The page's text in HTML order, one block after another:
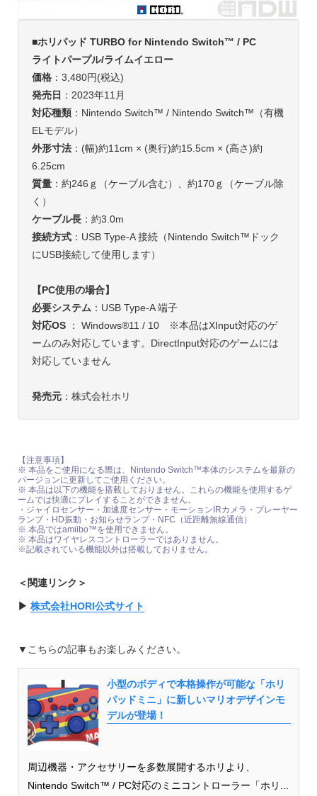
■ホリパッド TURBO for Nintendo Switch™ / PC
ライトパープル/ライムイエロー
価格：3,480円(税込)
発売日 ：2023年11月
対応種類：Nintendo Switch™ / Nintendo Switch™（有機
ELモデル）
外形寸法：(幅)約11cm × (奥行)約15.5cm × (高さ)約
6.25cm
質量：約246ｇ（ケーブル含む）、約170ｇ（ケーブル除
く）
ケーブル長：約3.0m
接続方式：USB Type-A 接続（Nintendo Switch™ドック
にUSB接続して使用します）
【PC使用の場合】
必要システム：USB Type-A 端子
対応OS
： Windows®11 / 10 ※本品はXInput対応のゲ
ームのみ対応しています。DirectInput対応のゲームには
対応していません
発売元：株式会社ホリ
【注意事項】
※ 本品をご使用になる際は、Nintendo Switch™本体のシステムを最新の
バージョンに更新してご使用ください。
※ 本品は以下の機能を搭載しておりません。これらの機能を使用するゲ
ームでは快適にプレイすることができません。
・ジャイロセンサー・加速度センサー・モーションIRカメラ・プレーヤー
ランプ・HD振動・お知らせランプ・NFC（近距離無線通信）
※ 本品ではamiibo™を使用できません。
※ 本品はワイヤレスコントローラーではありません。
※記載されている機能以外は搭載しておりません。
＜関連リンク＞
▶︎ 株式会社HORI公式サイト
▼ こちらの記事もお楽しみください。
小型のボディで本格操作が可能な「ホリ
パッドミニ」に新しいマリオデザインモ
デルが登場！
周辺機器・アクセサリーを多数展開するホリより、
Nintendo Switch™ / PC対応のミニコントローラー「ホリ...